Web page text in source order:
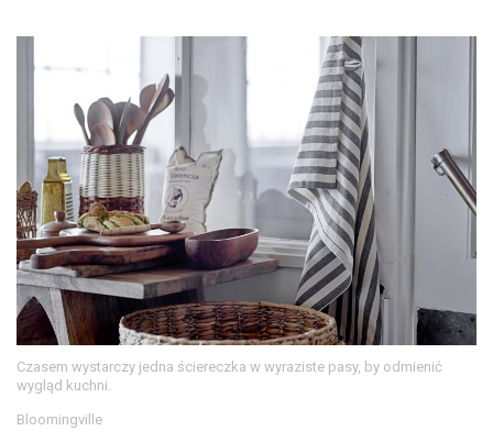
Czasem wystarczy jedna ściereczka w wyraziste pasy, by odmienić
wygląd kuchni.
Bloomingville